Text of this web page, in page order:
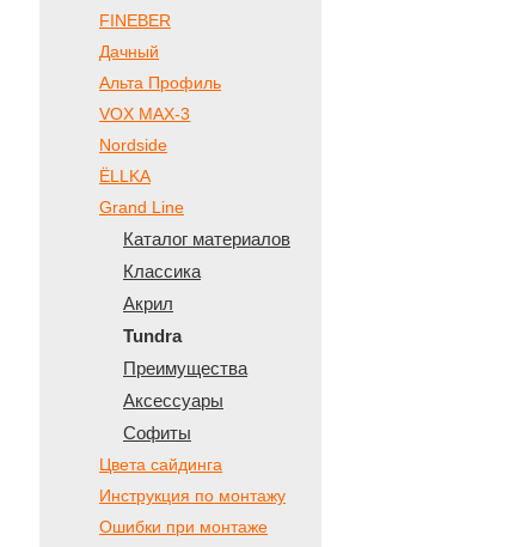
FINEBER
Дачный
Альта Профиль
VOX МАХ-3
Nordside
ЁLLKA
Grand Line
Каталог материалов
Классика
Акрил
Tundra
Преимущества
Аксессуары
Софиты
Цвета сайдинга
Инструкция по монтажу
Ошибки при монтаже